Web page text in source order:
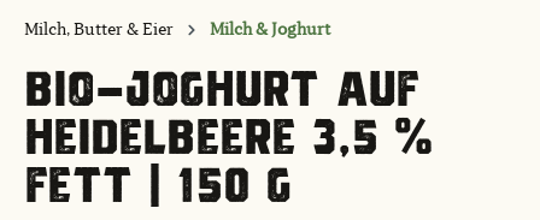
Milch, Butter & Eier Milch & Joghurt
BIO-JOGHURT AUF
HEIDELBEERE 3,5 %
FETT | 150 G